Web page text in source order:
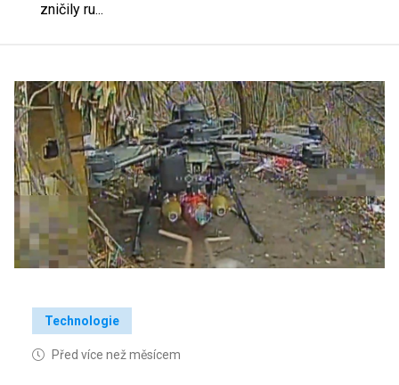
zničily ru...
Technologie
Před více než měsícem